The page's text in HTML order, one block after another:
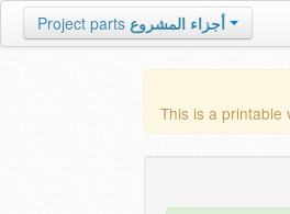
Project parts أجزاء المشروع
This is a printable